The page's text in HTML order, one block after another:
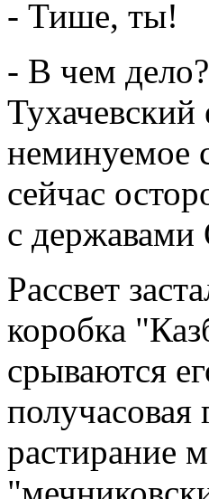
- Тише, ты!
- В чем
Тухачевский
неминуемое
сейчас
с
Рассвет
коробка
срываются
растирание